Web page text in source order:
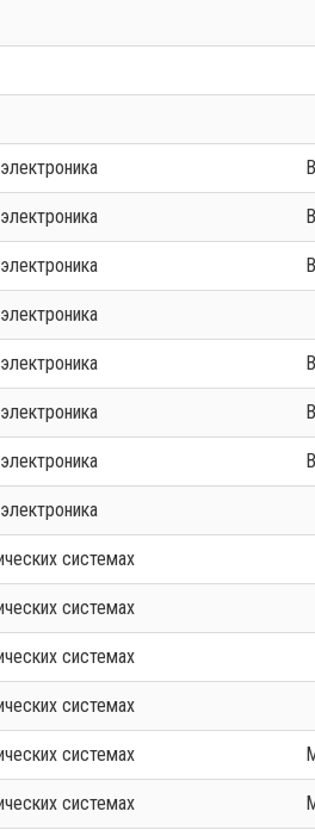
системах
системах
системах
системах
системах
системах